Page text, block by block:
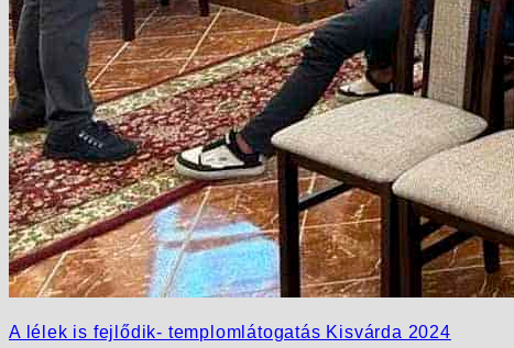
A lélek is fejlődik- templomlátogatás Kisvárda 2024